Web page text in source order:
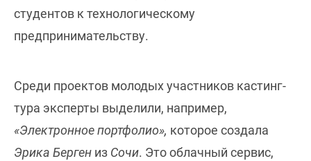
студентов к технологическому
предпринимательству.
Среди проектов молодых участников кастинг-
тура эксперты выделили, например,
«Электронное портфолио», которое создала
Эрика Берген из Сочи. Это облачный сервис,